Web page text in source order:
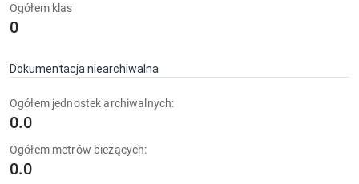
Ogółem klas
0
Dokumentacja niearchiwalna
Ogółem jednostek archiwalnych:
0.0
Ogółem metrów bieżących:
0.0